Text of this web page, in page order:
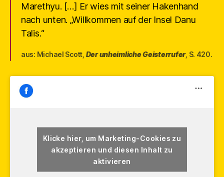
Marethyu. […] Er wies mit seiner Hakenhand
nach unten. „Willkommen auf der Insel Danu
Talis.“
aus: Michael Scott, Der unheimliche Geisterrufer, S. 420.
Klicke hier, um Marketing-Cookies zu
akzeptieren und diesen Inhalt zu
aktivieren